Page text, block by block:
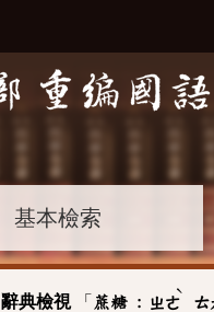
基本檢索
辭典檢視「 蔗糖 : ㄓㄜ
ˋ
ㄊ